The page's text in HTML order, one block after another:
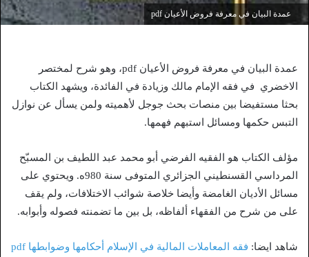
عمدة البيان في معرفة فروض الأعيان pdf
عمدة البيان في معرفة فروض الأعيان pdf، وهو شرح لمختصر
الاخضري في فقه الإمام مالك وزيادة في الفائدة، ويشهد الكتاب
بحثا مستفيضا بين منصات بحث جوجل لأهميته ولمن يسأل عن نوازل
التبس حكمها ومسائل استبهم فهمها.
مؤلف الكتاب هو الفقيه الفرضي أبو محمد عبد اللطيف بن المسبّح
المرداسي القسنطيني الجزائري المتوفى سنة 980ه. ويحتوي على
مسائل الأديان الغامضة وأيضا خلاصة شوائب الاختلافات، ولم يقف
على من شرح من الفقهاء ألفاظه، بل بين ما تضمنته فصوله وأبوابه.
شاهد ايضا: فقه المعاملات المالية في الإسلام أحكامها وضوابطها pdf